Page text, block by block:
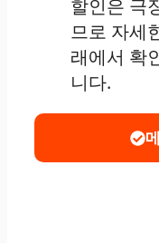
할인은 극
므로 자세
래에서 확
니다.